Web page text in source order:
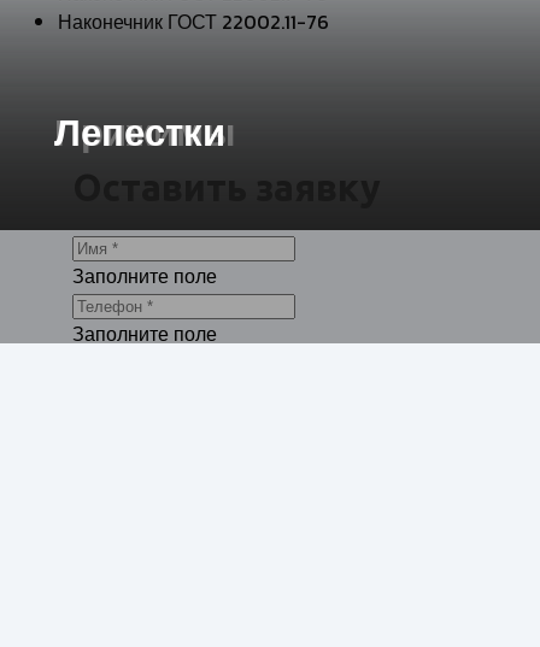
Наконечник ГОСТ 22002.11-76
Заполните поле
Заполните поле
Прижимы
Лепестки